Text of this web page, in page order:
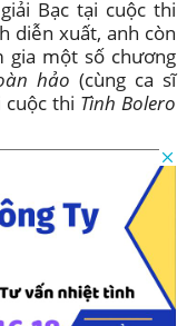
Bạc tại cuộc thi
diễn xuất, anh còn
gia một số chương
hảo(cùng ca sĩ
cuộc thi Tình Bolero